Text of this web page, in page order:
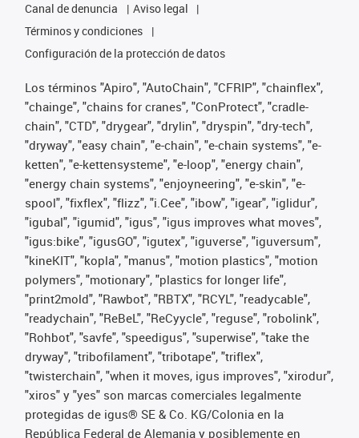
Canal de denuncia
Aviso legal
Términos y condiciones
Configuración de la protección de datos
Los términos "Apiro", "AutoChain", "CFRIP", "chainflex",
"chainge", "chains for cranes", "ConProtect", "cradle-
chain", "CTD", "drygear", "drylin", "dryspin", "dry-tech",
"dryway", "easy chain", "e-chain", "e-chain systems", "e-
ketten", "e-kettensysteme", "e-loop", "energy chain",
"energy chain systems", "enjoyneering", "e-skin", "e-
spool", "fixflex", "flizz", "i.Cee", "ibow", "igear", "iglidur",
"igubal", "igumid", "igus", "igus improves what moves",
"igus:bike", "igusGO", "igutex", "iguverse", "iguversum",
"kineKIT", "kopla", "manus", "motion plastics", "motion
polymers", "motionary", "plastics for longer life",
"print2mold", "Rawbot", "RBTX", "RCYL", "readycable",
"readychain", "ReBeL", "ReCyycle", "reguse", "robolink",
"Rohbot", "savfe", "speedigus", "superwise", "take the
dryway", "tribofilament", "tribotape", "triflex",
"twisterchain", "when it moves, igus improves", "xirodur",
"xiros" y "yes" son marcas comerciales legalmente
protegidas de igus® SE & Co. KG/Colonia en la
República Federal de Alemania y posiblemente en